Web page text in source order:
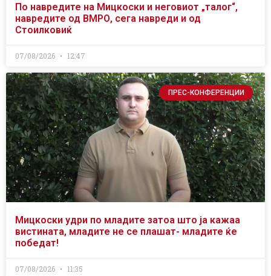
По навредите на Мицкоски и неговиот „талог“,
навредите од ВМРО, сега навреди и од
Стоилковиќ
07/08/2026 12:47
ПРЕС-КОНФЕРЕНЦИИ
Мицкоски удри по младите затоа што ја кажаа
вистината, младите не се плашат- младите ќе
победат!
07/08/2026 11:35